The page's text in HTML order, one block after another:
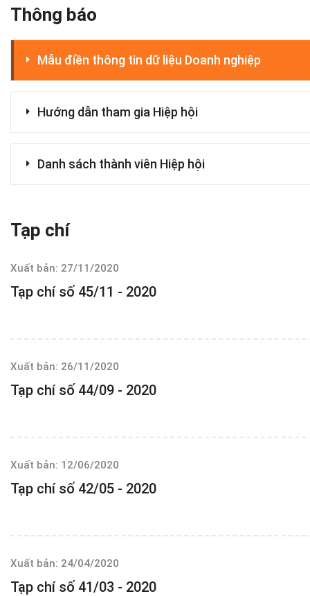
Thông báo
Mẫu điền thông tin dữ liệu Doanh nghiệp
Hướng dẫn tham gia Hiệp hội
Danh sách thành viên Hiệp hội
Tạp chí
Xuất bản: 27/11/2020
Tạp chí số 45/11 - 2020
Xuất bản: 26/11/2020
Tạp chí số 44/09 - 2020
Xuất bản: 12/06/2020
Tạp chí số 42/05 - 2020
Xuất bản: 24/04/2020
Tạp chí số 41/03 - 2020